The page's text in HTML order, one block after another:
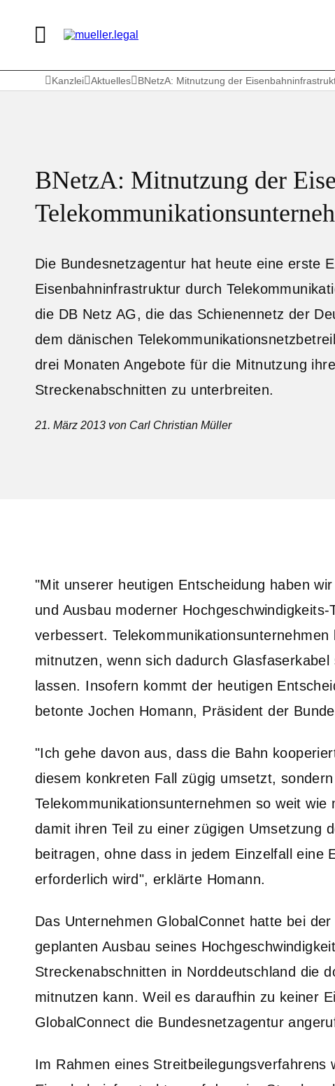
Kanzlei Aktuelles BNetzA: Mitnutzung der
BNetzA: Mitnutzung der
Die Bundesnetzagentur hat heute eine erste
Eisenbahninfrastruktur durch
die DB Netz AG, die das Schienennetz der
dem dänischen
drei Monaten Angebote für die Mitnutzung
Streckenabschnitten zu unterbreiten.
21. März 2013 von Carl Christian Müller
"Mit unserer heutigen Entscheidung haben
und Ausbau moderner
verbessert.
mitnutzen, wenn sich dadurch
lassen. Insofern kommt der heutigen
betonte Jochen Homann, Präsident der
"Ich gehe davon aus, dass die Bahn
diesem konkreten Fall zügig umsetzt,
Telekommunikationsunternehmen so weit
damit ihren Teil zu einer zügigen Umsetzung
beitragen, ohne dass in jedem Einzelfall eine
erforderlich wird", erklärte Homann.
Das Unternehmen GlobalConnet hatte bei
geplanten Ausbau seines
Streckenabschnitten in Norddeutschland die
mitnutzen kann. Weil es daraufhin zu keiner
GlobalConnect die Bundesnetzagentur
Im Rahmen eines